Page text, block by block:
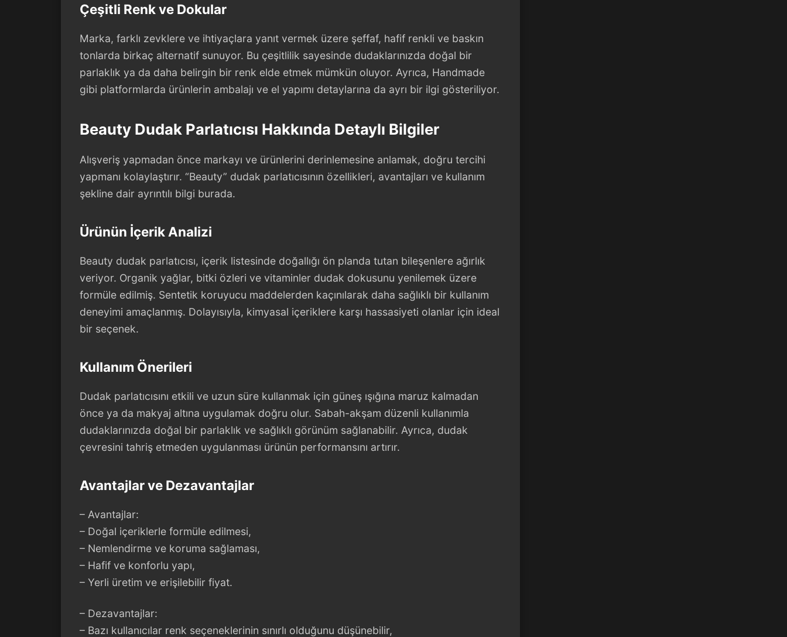
Çeşitli Renk ve Dokular
Marka, farklı zevklere ve ihtiyaçlara yanıt vermek üzere şeffaf, hafif renkli ve baskın
tonlarda birkaç alternatif sunuyor. Bu çeşitlilik sayesinde dudaklarınızda doğal bir
parlaklık ya da daha belirgin bir renk elde etmek mümkün oluyor. Ayrıca, Handmade
gibi platformlarda ürünlerin ambalajı ve el yapımı detaylarına da ayrı bir ilgi gösteriliyor.
Beauty Dudak Parlatıcısı Hakkında Detaylı Bilgiler
Alışveriş yapmadan önce markayı ve ürünlerini derinlemesine anlamak, doğru tercihi
yapmanı kolaylaştırır. “Beauty” dudak parlatıcısının özellikleri, avantajları ve kullanım
şekline dair ayrıntılı bilgi burada.
Ürünün İçerik Analizi
Beauty dudak parlatıcısı, içerik listesinde doğallığı ön planda tutan bileşenlere ağırlık
veriyor. Organik yağlar, bitki özleri ve vitaminler dudak dokusunu yenilemek üzere
formüle edilmiş. Sentetik koruyucu maddelerden kaçınılarak daha sağlıklı bir kullanım
deneyimi amaçlanmış. Dolayısıyla, kimyasal içeriklere karşı hassasiyeti olanlar için ideal
bir seçenek.
Kullanım Önerileri
Dudak parlatıcısını etkili ve uzun süre kullanmak için güneş ışığına maruz kalmadan
önce ya da makyaj altına uygulamak doğru olur. Sabah-akşam düzenli kullanımla
dudaklarınızda doğal bir parlaklık ve sağlıklı görünüm sağlanabilir. Ayrıca, dudak
çevresini tahriş etmeden uygulanması ürünün performansını artırır.
Avantajlar ve Dezavantajlar
– Avantajlar:
– Doğal içeriklerle formüle edilmesi,
– Nemlendirme ve koruma sağlaması,
– Hafif ve konforlu yapı,
– Yerli üretim ve erişilebilir fiyat.
– Dezavantajlar:
– Bazı kullanıcılar renk seçeneklerinin sınırlı olduğunu düşünebilir,